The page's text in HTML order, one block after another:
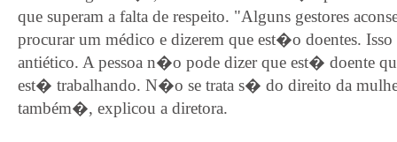
que superam a falta de respeito. "Alguns gestores
procurar um médico e dizerem que est�o doentes. Isso
antiético. A pessoa n�o pode dizer que est� doente
est� trabalhando. N�o se trata s� do direito da
também�, explicou a diretora.